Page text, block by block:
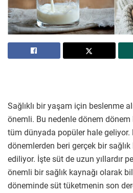
Sağlıklı bir yaşam için beslenme
önemli. Bu nedenle dönem dönem
tüm dünyada popüler hale geliyor.
dönemlerden beri gerçek bir
ediliyor. İşte süt de uzun yıllardır
önemli bir sağlık kaynağı olarak
döneminde süt tüketmenin son